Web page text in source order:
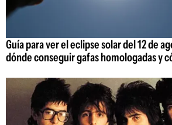
Guía para ver el eclipse solar del 12 de
dónde conseguir gafas homologadas y